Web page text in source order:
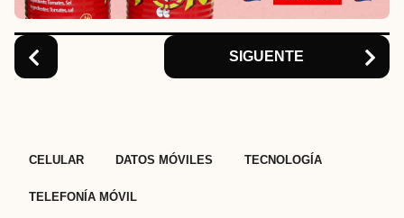
o
n
SIGUENTE
CELULAR DATOS MÓVILES TECNOLOGÍA
TELEFONÍA MÓVIL